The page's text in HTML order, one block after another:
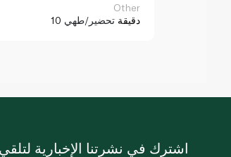
Other
10 دقيقة تحضير/طهي
اشترك في نشرتنا الإخبارية